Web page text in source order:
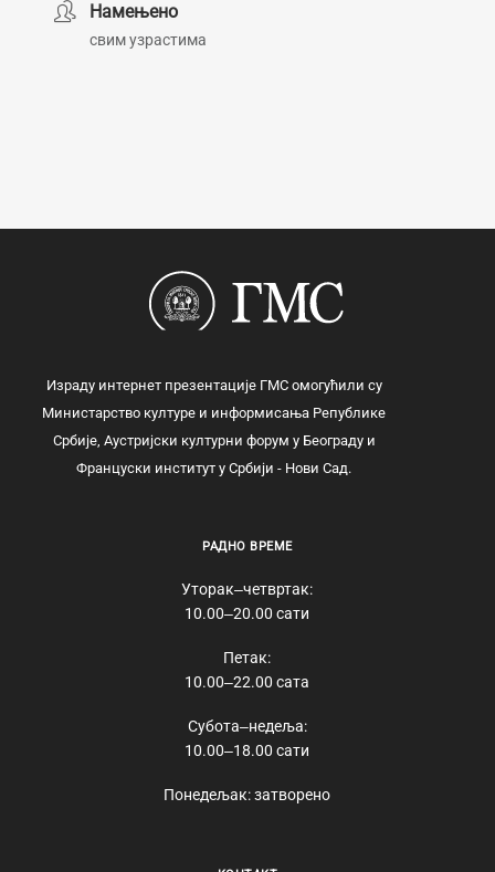
Намењено
свим узрастима
Израду интернет презентације ГМС омогућили су
Министарство културе и информисања Републике
Србије, Аустријски културни форум у Београду и
Француски институт у Србији - Нови Сад.
РАДНО ВРЕМЕ
Уторак‒четвртак:
10.00‒20.00 сати
Петак:
10.00‒22.00 сата
Субота‒недеља:
10.00‒18.00 сати
Понедељак: затворено